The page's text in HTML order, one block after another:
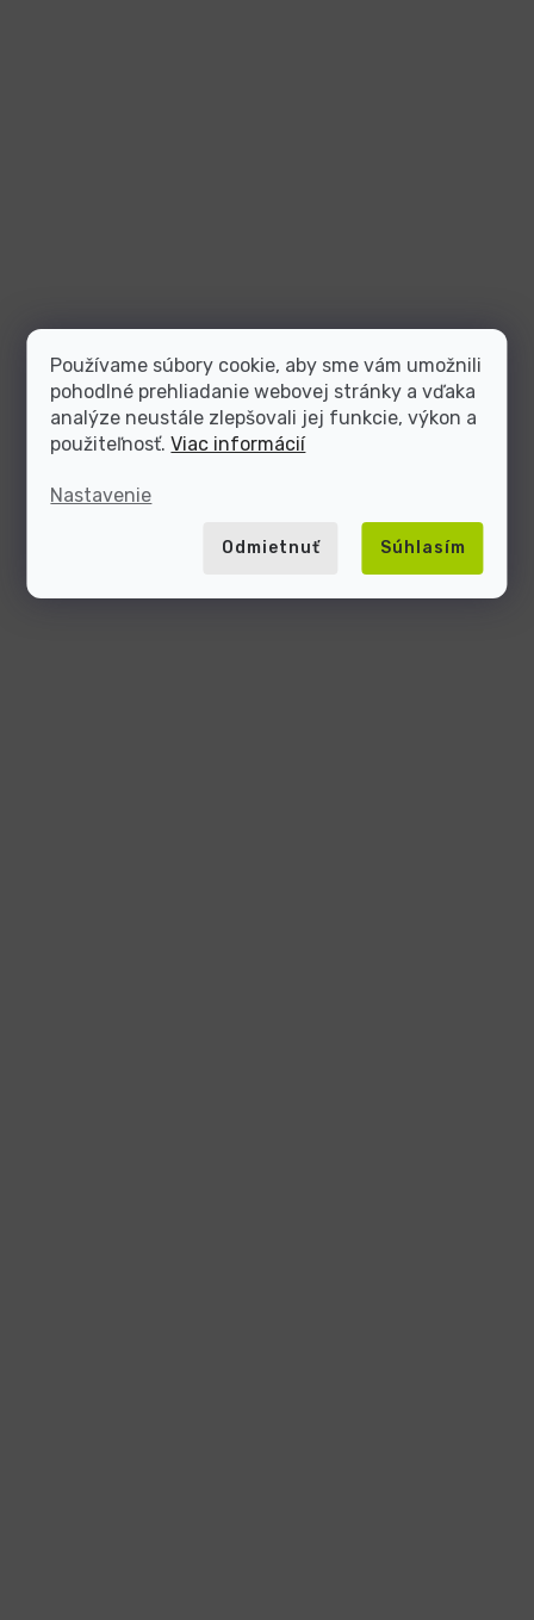
Používame súbory cookie, aby sme vám umožnili
pohodlné prehliadanie webovej stránky a vďaka
analýze neustále zlepšovali jej funkcie, výkon a
použiteľnosť.Viac informácií
Nastavenie
Odmietnuť Súhlasím